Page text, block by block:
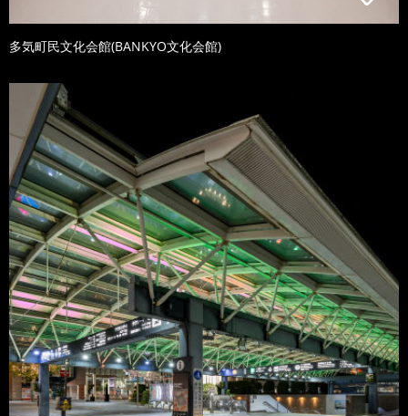
多気町民文化会館(BANKYO文化会館)